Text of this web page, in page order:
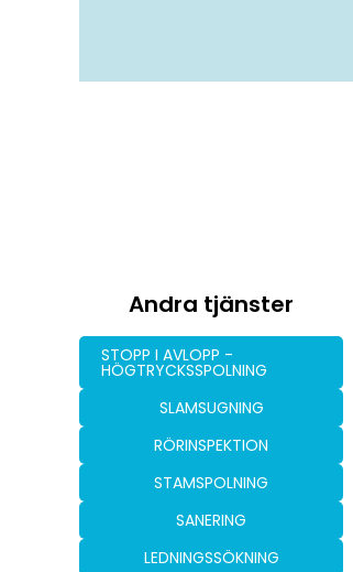
Andra tjänster
STOPP I AVLOPP -
HÖGTRYCKSSPOLNING
SLAMSUGNING
RÖRINSPEKTION
STAMSPOLNING
SANERING
LEDNINGSSÖKNING